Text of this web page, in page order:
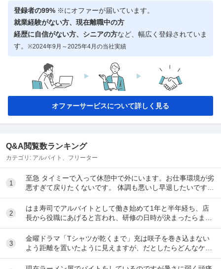
登録者の99% ※にオファーが届いています。
就業経験がない方、現在離職中の方
経歴に自信がない方、シニアの方など、幅広く登録されていま
す。 ※2024年9月～2025年4月の当社実績
オファーサービスについて詳しく見る
Q&A閲覧数ランキング
カテゴリ: アルバイト、フリーター
1
至急 タイミーで入って休憩中で外にいます。お仕事環境が劣
悪すぎて戻りたくないです。 体調も悪いし早退したいです。
電話したのですが通話中で一生繋がらなくて...
2
はま寿司でアルバイトとして働き始めて1年と半年経ち、店
長から役職にあげると言われ、研修の日時が決まったらまた
伝えると言われて1ヶ月が経ちました。 自分は心...
3
金曜ドラマ「Tシャツが乾くまで」充は咲子を巻き込まない
よう距離を置いたように見えますが、だとしたらどんなケー
スが考えられますか？ ①大恩人を一人で養わな...